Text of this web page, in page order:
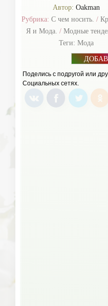
Автор: Oakman
Рубрика: С чем носить. /
Я и Мода. / Модные
Теги: Мода
Поделись с подругой или
Социальных сетях.